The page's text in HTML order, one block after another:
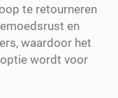
te retourneren
en
waardoor het
wordt voor